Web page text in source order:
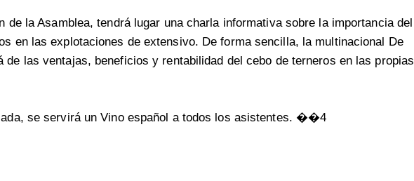
de la Asamblea, tendrá lugar una charla informativa sobre la importancia del
en las explotaciones de extensivo. De forma sencilla, la multinacional De
de las ventajas, beneficios y rentabilidad del cebo de terneros en las propias
se servirá un Vino español a todos los asistentes. ��4